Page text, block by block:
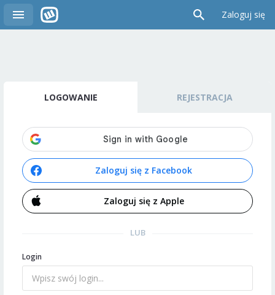
Zaloguj się
LOGOWANIE REJESTRACJA
Zaloguj się z Facebook
Zaloguj się z Apple
LUB
Login